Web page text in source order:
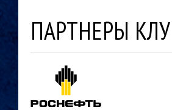
ПАРТНЕРЫ